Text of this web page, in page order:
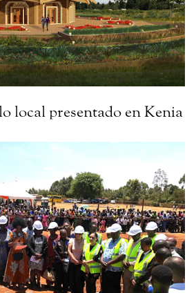
local presentado en Kenia